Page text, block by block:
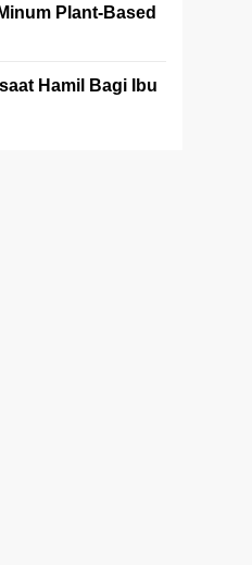
Plant-Based
Hamil Bagi Ibu